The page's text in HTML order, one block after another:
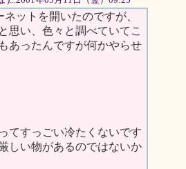
ットを開いたのですが、
思い、色々と調べていてこ
あったんですが何かやらせ
てすっごい冷たくないです
しい物があるのではないか